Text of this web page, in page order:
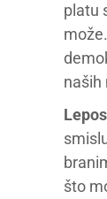
platu
naših
što